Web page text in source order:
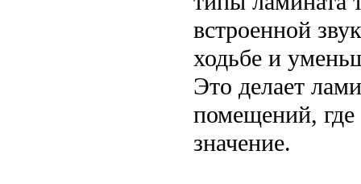
встроенной
ходьбе и
Это делает
помещений,
значение.